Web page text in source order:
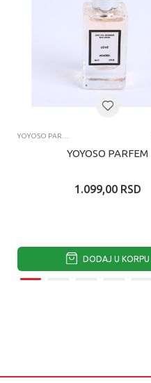
YOYOSO PARFEM
1.099,00 RSD
DODAJ U KORPU